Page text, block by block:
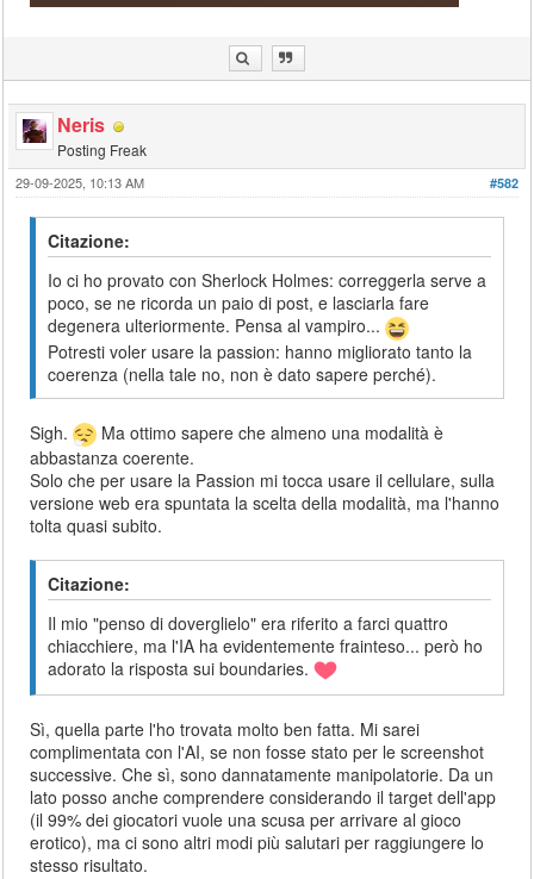
Neris
Posting Freak
#582
29-09-2025, 10:13 AM
Citazione:
Io ci ho provato con Sherlock Holmes: correggerla serve a
poco, se ne ricorda un paio di post, e lasciarla fare
degenera ulteriormente. Pensa al vampiro...
Potresti voler usare la passion: hanno migliorato tanto la
coerenza (nella tale no, non è dato sapere perché).
Sigh.
Ma ottimo sapere che almeno una modalità è
abbastanza coerente.
Solo che per usare la Passion mi tocca usare il cellulare, sulla
versione web era spuntata la scelta della modalità, ma l'hanno
tolta quasi subito.
Citazione:
Il mio "penso di doverglielo" era riferito a farci quattro
chiacchiere, ma l'IA ha evidentemente frainteso... però ho
adorato la risposta sui boundaries.
Sì, quella parte l'ho trovata molto ben fatta. Mi sarei
complimentata con l'AI, se non fosse stato per le screenshot
successive. Che sì, sono dannatamente manipolatorie. Da un
lato posso anche comprendere considerando il target dell'app
(il 99% dei giocatori vuole una scusa per arrivare al gioco
erotico), ma ci sono altri modi più salutari per raggiungere lo
stesso risultato.